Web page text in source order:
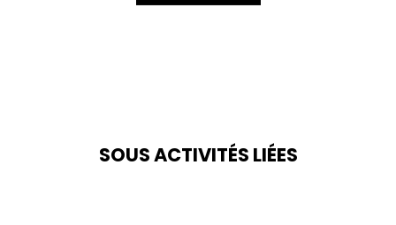
SOUS ACTIVITÉS LIÉES